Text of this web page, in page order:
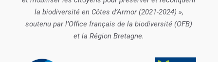
la biodiversité en Côtes d’Armor (2021-2024) »,
soutenu par l’Office français de la biodiversité (OFB)
et la Région Bretagne.